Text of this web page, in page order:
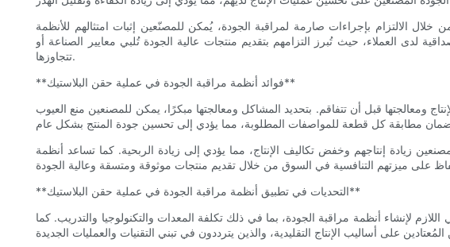
الالتزام بإجراءات صارمة لمراقبة الجودة، يُمكن للمصنّعين إثبات امتثالهم للأنظمة
لدى العملاء، حيث تُبرز التزامهم بتقديم منتجات عالية الجودة تُلبي معايير الصناعة أو
تتجاوزها.
**فوائد أنظمة مراقبة الجودة في عملية حقن البلاستيك**
قبل أن تتفاقم. بتحديد المشاكل ومعالجتها مبكرًا، يمكن للمصنعين منع العيوب
زيادة إنتاجهم وخفض تكاليف الإنتاج، مما يؤدي إلى زيادة الربحية. كما تساعد أنظمة
**التحديات في تطبيق أنظمة مراقبة الجودة في عملية حقن البلاستيك**
لإنشاء أنظمة مراقبة الجودة، بما في ذلك تكلفة المعدات والتكنولوجيا والتدريب. كما